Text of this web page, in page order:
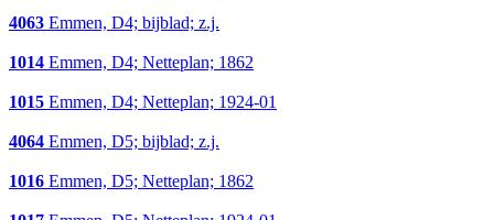
4063 Emmen, D4; bijblad; z.j.
1014 Emmen, D4; Netteplan; 1862
1015 Emmen, D4; Netteplan; 1924-01
4064 Emmen, D5; bijblad; z.j.
1016 Emmen, D5; Netteplan; 1862